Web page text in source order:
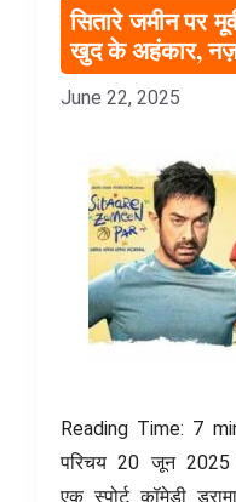
सितारे जमीन पर
खुद के अहंकार,
June 22, 2025
Reading Time: 7
परिचय 20 जून 2025
एक स्पोर्ट कॉमेडी